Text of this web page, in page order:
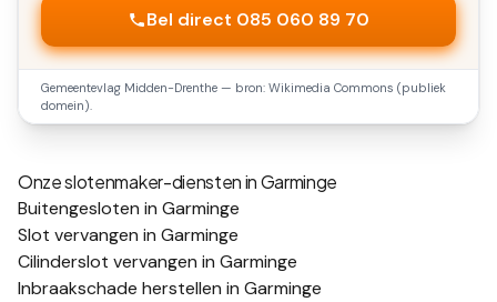
Bel direct 085 060 89 70
Gemeentevlag Midden-Drenthe — bron: Wikimedia Commons (publiek
domein).
Onze slotenmaker-diensten inGarminge
Buitengesloten in Garminge
Slot vervangen in Garminge
Cilinderslot vervangen in Garminge
Inbraakschade herstellen in Garminge